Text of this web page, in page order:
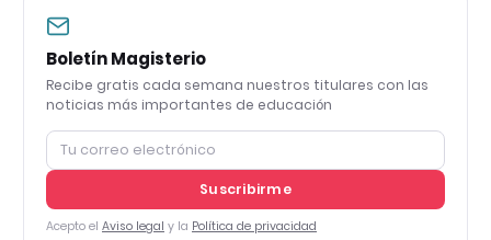
Boletín Magisterio
Recibe gratis cada semana nuestros titulares con las
noticias más importantes de educación
Suscribirme
Acepto el Aviso legal y la Política de privacidad